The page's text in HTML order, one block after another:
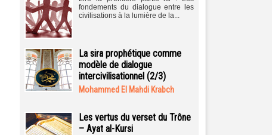
fondements du dialogue entre les
civilisations à la lumière de la...
La sira prophétique comme
modèle de dialogue
intercivilisationnel (2/3)
Mohammed El Mahdi Krabch
Les vertus du verset du Trône
– Ayat al-Kursi